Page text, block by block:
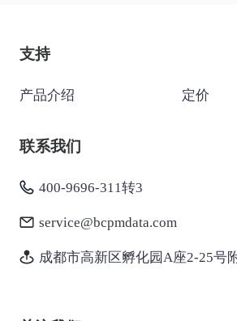
支持
产品介绍 定价
联系我们
400-9696-311转3
service@bcpmdata.com
成都市高新区孵化园A座2-25号